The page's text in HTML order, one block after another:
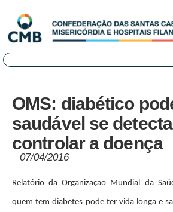
OMS: diabético
saudável se
controlar a doença
07/04/2016
Relatório da Organização Mundial da
quem tem diabetes pode ter vida longa e